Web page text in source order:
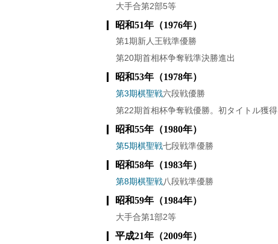
大手合第2部5等
昭和51年（1976年）
第1期新人王戦準優勝
第20期首相杯争奪戦準決勝進出
昭和53年（1978年）
第3期棋聖戦六段戦優勝
第22期首相杯争奪戦優勝。初タイトル獲得
昭和55年（1980年）
第5期棋聖戦七段戦準優勝
昭和58年（1983年）
第8期棋聖戦八段戦準優勝
昭和59年（1984年）
大手合第1部2等
平成21年（2009年）